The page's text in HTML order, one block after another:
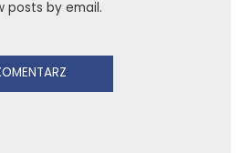
posts by email.